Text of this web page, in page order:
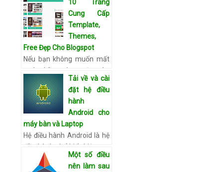
gia đình. Tuy nhiên, hiện
nay "thịt lợn bẩn" đang
được bày bán tràn lan,
người tiêu dùng không có…
Xem chi tiết
10 Trang
Cung Cấp
Template,
Themes,
Free Đẹp Cho Blogspot
Nếu bạn không muốn mất
quá nhiều công sức vào
việc thiết kế blog của mình
thì việc tham khảo 10 trang
template free này sẽ rất
hiệu quả đó. Nên nhớ, h…
Xem chi tiết
Tải về và cài
đặt hệ điều
hành
Android cho
máy bàn và Laptop
Hệ điều hành Android là hệ
điều hành phổ biến hiện nay
dành cho các điện thoại
cảm ứng, máy tính
Một số điều
nên làm sau